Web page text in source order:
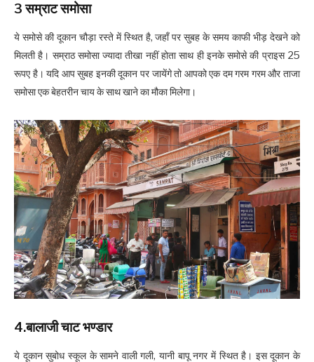
3सम्राटसमोसा
ये समोसे की दूकान चौड़ा रस्ते में स्थित है, जहाँ पर सुबह के समय काफी भीड़ देखने को
मिलती है। सम्राठ समोसा ज्यादा तीखा नहीं होता साथ ही इनके समोसे की प्राइस 25
रूपए है। यदि आप सुबह इनकी दूकान पर जायेंगे तो आपको एक दम गरम गरम और ताजा
समोसा एक बेहतरीन चाय के साथ खाने का मौका मिलेगा।
4.बालाजी चाट भण्डार
ये दूकान सुबोध स्कूल के सामने वाली गली, यानी बापू नगर में स्थित है। इस दूकान के